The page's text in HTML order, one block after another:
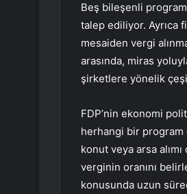
Beş bileşenli
talep ediliyor. Ayrıca
mesaiden vergi
arasında, miras
şirketlere yönelik
FDP’nin ekonomi
herhangi bir
konut veya arsa
verginin oranını
konusunda uzun